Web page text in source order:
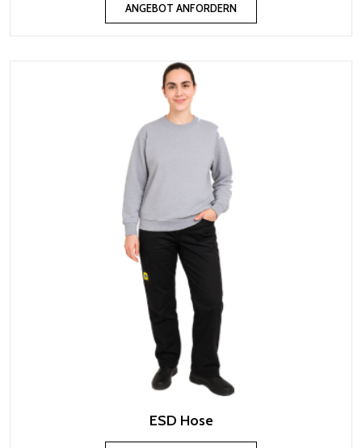
ANGEBOT ANFORDERN
ESD Hose